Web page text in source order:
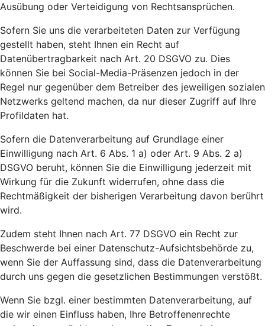
Ausübung oder Verteidigung von Rechtsansprüchen.
Sofern Sie uns die verarbeiteten Daten zur Verfügung
gestellt haben, steht Ihnen ein Recht auf
Datenübertragbarkeit nach Art. 20 DSGVO zu. Dies
können Sie bei Social-Media-Präsenzen jedoch in der
Regel nur gegenüber dem Betreiber des jeweiligen sozialen
Netzwerks geltend machen, da nur dieser Zugriff auf Ihre
Profildaten hat.
Sofern die Datenverarbeitung auf Grundlage einer
Einwilligung nach Art. 6 Abs. 1 a) oder Art. 9 Abs. 2 a)
DSGVO beruht, können Sie die Einwilligung jederzeit mit
Wirkung für die Zukunft widerrufen, ohne dass die
Rechtmäßigkeit der bisherigen Verarbeitung davon berührt
wird.
Zudem steht Ihnen nach Art. 77 DSGVO ein Recht zur
Beschwerde bei einer Datenschutz-Aufsichtsbehörde zu,
wenn Sie der Auffassung sind, dass die Datenverarbeitung
durch uns gegen die gesetzlichen Bestimmungen verstößt.
Wenn Sie bzgl. einer bestimmten Datenverarbeitung, auf
die wir einen Einfluss haben, Ihre Betroffenenrechte